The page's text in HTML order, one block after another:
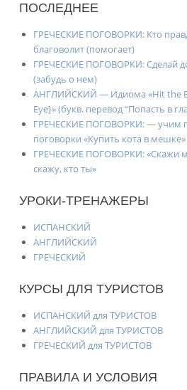
ПОСЛЕДНЕЕ
ГРЕЧЕСКИЕ ПОГОВОРКИ: Кто
благоволит (помогает)
ГРЕЧЕСКИЕ ПОГОВОРКИ: Сделай
(забудь о нем)
АНГЛИЙСКИЙ — Идиома «Hit the
Eye}» (букв. перевод “Попасть в
ГРЕЧЕСКИЕ ПОГОВОРКИ: — учим
поговорки «Купить кота в мешке»
ГРЕЧЕСКИЕ ПОГОВОРКИ: «Скажи
скажу, кто ты»
УРОКИ-ТРЕНАЖЕРЫ
ИСПАНСКИЙ
АНГЛИЙСКИЙ
ГРЕЧЕСКИЙ
КУРСЫ ДЛЯ ТУРИСТОВ
ИСПАНСКИЙ для ТУРИСТОВ
АНГЛИЙСКИЙ для ТУРИСТОВ
ГРЕЧЕСКИЙ для ТУРИСТОВ
ПРАВИЛА И УСЛОВИЯ